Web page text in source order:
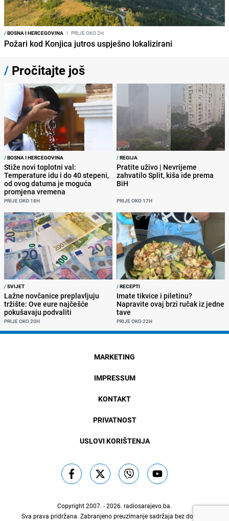
/BOSNA I HERCEGOVINA I PRIJE OKO 2H
Požari kod Konjica jutros uspješno lokalizirani
/ Pročitajte još
/BOSNA I HERCEGOVINA
Stiže novi toplotni val:
Temperature idu i do 40 stepeni,
od ovog datuma je moguća
promjena vremena
PRIJE OKO 18H
/REGIJA
Pratite uživo | Nevrijeme
zahvatilo Split, kiša ide prema
BiH
PRIJE OKO 17H
/SVIJET
Lažne novčanice preplavljuju
tržište: Ove eure najčešće
pokušavaju podvaliti
PRIJE OKO 20H
/RECEPTI
Imate tikvice i piletinu?
Napravite ovaj brzi ručak iz jedne
tave
PRIJE OKO 22H
MARKETING
IMPRESSUM
KONTAKT
PRIVATNOST
USLOVI KORIŠTENJA
Copyright 2007. - 2026. radiosarajevo.ba.
Sva prava pridržana. Zabranjeno preuzimanje sadržaja bez dozvole